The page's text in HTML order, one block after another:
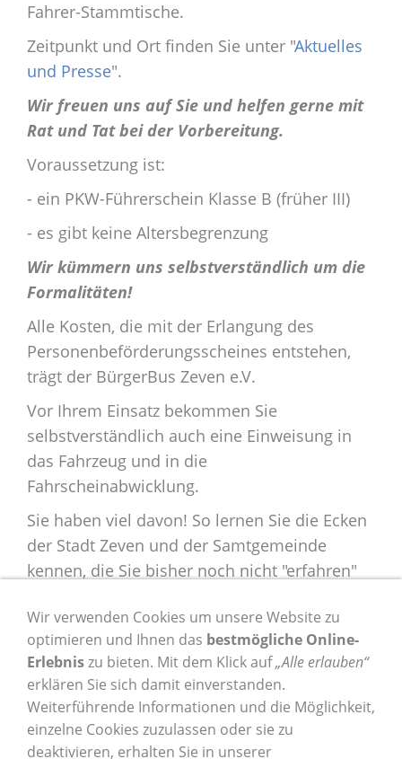
Fahrer-Stammtische.
Zeitpunkt und Ort finden Sie unter "Aktuelles
und Presse".
Wir freuen uns auf Sie und helfen gerne mit
Rat und Tat bei der Vorbereitung.
Voraussetzung ist:
- ein PKW-Führerschein Klasse B (früher III)
- es gibt keine Altersbegrenzung
Wir kümmern uns selbstverständlich um die
Formalitäten!
Alle Kosten, die mit der Erlangung des
Personenbeförderungsscheines entstehen,
trägt der BürgerBus Zeven e.V.
Vor Ihrem Einsatz bekommen Sie
selbstverständlich auch eine Einweisung in
das Fahrzeug und in die
Fahrscheinabwicklung.
Sie haben viel davon! So lernen Sie die Ecken
der Stadt Zeven und der Samtgemeinde
kennen, die Sie bisher noch nicht "erfahren"
kennen, die Ihnen dankbar sein werden, dass
Sie ihnen mit Ihrem ehrenamtlichen
Engagement Mobilität verschaffen. Außerdem
macht es schlicht und einfach Spaß BügerBus
-Fahrer/in zu sein!
Wir verwenden Cookies um unsere Website zu
optimieren und Ihnen das bestmögliche Online-
Erlebniszu bieten. Mit dem Klick auf„Alle erlauben“
erklären Sie sich damit einverstanden.
Weiterführende Informationen und die Möglichkeit,
einzelne Cookies zuzulassen oder sie zu
deaktivieren, erhalten Sie in unserer